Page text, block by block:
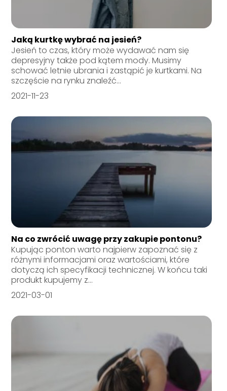
Jaką kurtkę wybrać na jesień?
Jesień to czas, który może wydawać nam się
depresyjny także pod kątem mody. Musimy
schować letnie ubrania i zastąpić je kurtkami. Na
szczęście na rynku znaleźć...
2021-11-23
Na co zwrócić uwagę przy zakupie pontonu?
Kupując ponton warto najpierw zapoznać się z
różnymi informacjami oraz wartościami, które
dotyczą ich specyfikacji technicznej. W końcu taki
produkt kupujemy z...
2021-03-01